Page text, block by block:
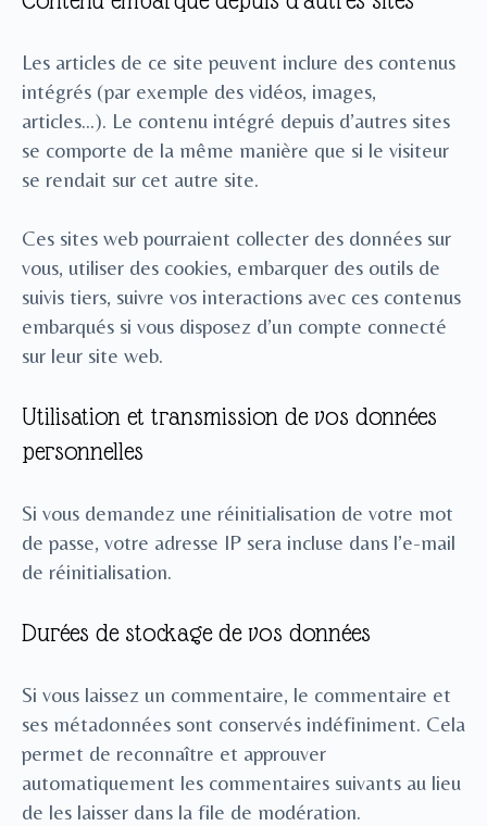
Les articles de ce site peuvent inclure des contenus
intégrés (par exemple des vidéos, images,
articles…). Le contenu intégré depuis d’autres sites
se comporte de la même manière que si le visiteur
se rendait sur cet autre site.
Ces sites web pourraient collecter des données sur
vous, utiliser des cookies, embarquer des outils de
suivis tiers, suivre vos interactions avec ces contenus
embarqués si vous disposez d’un compte connecté
sur leur site web.
Utilisation et transmission de vos données
personnelles
Si vous demandez une réinitialisation de votre mot
de passe, votre adresse IP sera incluse dans l’e-mail
de réinitialisation.
Durées de stockage de vos données
Si vous laissez un commentaire, le commentaire et
ses métadonnées sont conservés indéfiniment. Cela
permet de reconnaître et approuver
automatiquement les commentaires suivants au lieu
de les laisser dans la file de modération.